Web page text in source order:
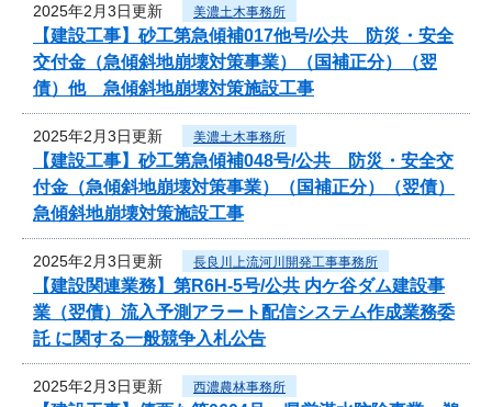
2025年2月3日更新 美濃土木事務所
【建設工事】砂工第急傾補017他号/公共 防災・安全
交付金（急傾斜地崩壊対策事業）（国補正分）（翌
債）他 急傾斜地崩壊対策施設工事
2025年2月3日更新 美濃土木事務所
【建設工事】砂工第急傾補048号/公共 防災・安全交
付金（急傾斜地崩壊対策事業）（国補正分）（翌債）
急傾斜地崩壊対策施設工事
2025年2月3日更新 長良川上流河川開発工事事務所
【建設関連業務】第R6H-5号/公共 内ケ谷ダム建設事
業（翌債）流入予測アラート配信システム作成業務委
託 に関する一般競争入札公告
2025年2月3日更新 西濃農林事務所